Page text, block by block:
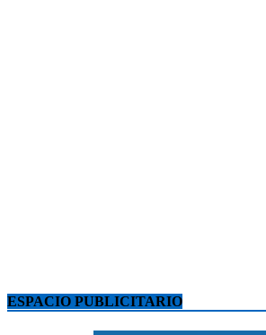
ESPACIO PUBLICITARIO